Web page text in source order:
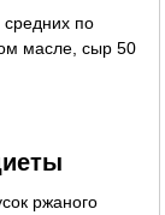
по
масле, сыр 50
ржаного